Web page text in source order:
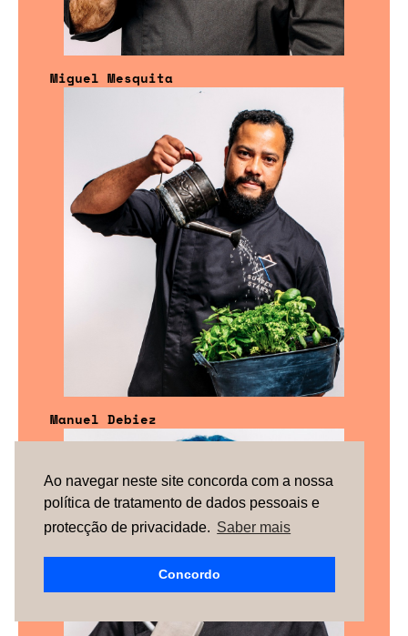
Ao navegar neste site concorda com a nossa
política de tratamento de dados pessoais e
protecção de privacidade. Saber mais
Concordo
Miguel Mesquita
Manuel Debiez